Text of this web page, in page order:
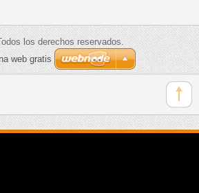
los derechos reservados.
web gratis